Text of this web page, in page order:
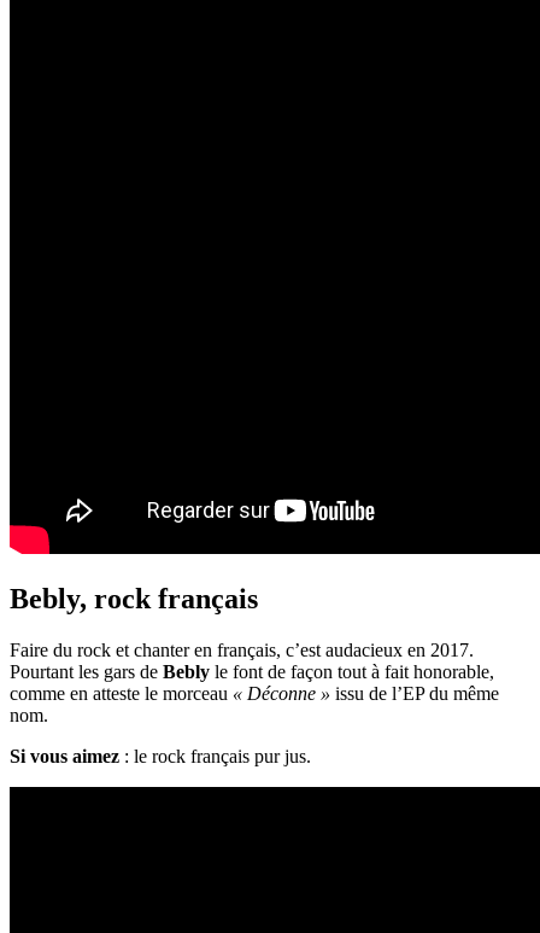
Bebly, rock français
Faire du rock et chanter en français, c’est audacieux en 2017.
Pourtant les gars de Bebly le font de façon tout à fait honorable,
comme en atteste le morceau « Déconne » issu de l’EP du même
nom.
Si vous aimez : le rock français pur jus.